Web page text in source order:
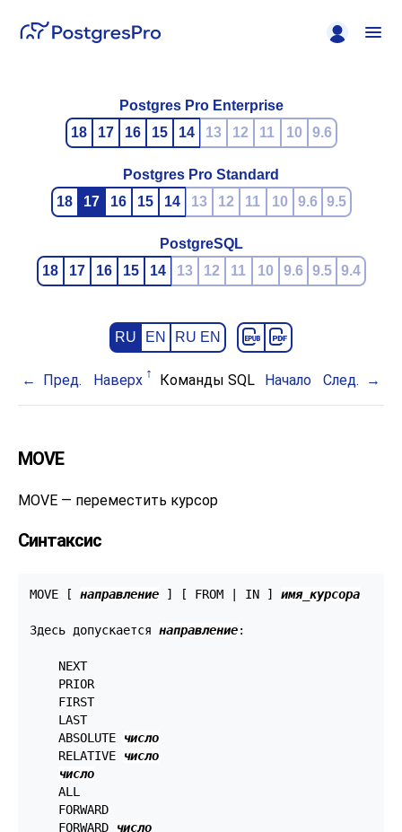
Postgres Pro Enterprise
18
17 16 15 14 13 12 11 10 9.6
Postgres Pro Standard
18
17 16 15 14 13 12 11 10 9.6 9.5
PostgreSQL
18
17 16 15 14 13 12 11 10 9.6 9.5 9.4
RU EN RU EN
Пред. Наверх Команды SQL Начало След.
MOVE
MOVE — переместить курсор
Синтаксис
MOVE [ направление ] [ FROM | IN ] имя_курсора
Здесь допускается направление:
    NEXT
    PRIOR
    FIRST
    LAST
    ABSOLUTE
число
    RELATIVE
число
число
    ALL
    FORWARD
    FORWARD
число